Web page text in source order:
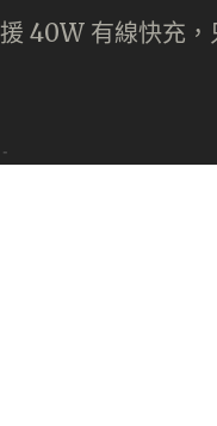
40W 有線快充
-